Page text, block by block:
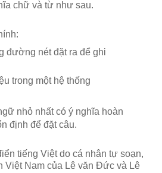
chữ và từ như sau.
đường nét đặt ra để ghi
trong một hệ thống
nhỏ nhất có ý nghĩa hoàn
định để đặt câu.
tiếng Việt do cá nhân tự soạn,
Việt Nam của Lê văn Đức và Lê